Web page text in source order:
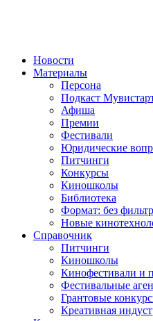
Новости
Материалы
Персона
Подкаст
Афиша
Премии
Фестивали
Юридические
Питчинги
Конкурсы
Киношколы
Библиотека
Формат: без
Новые
Справочник
Питчинги
Киношколы
Кинофестивали и
Фестивальные
Грантовые
Креативная